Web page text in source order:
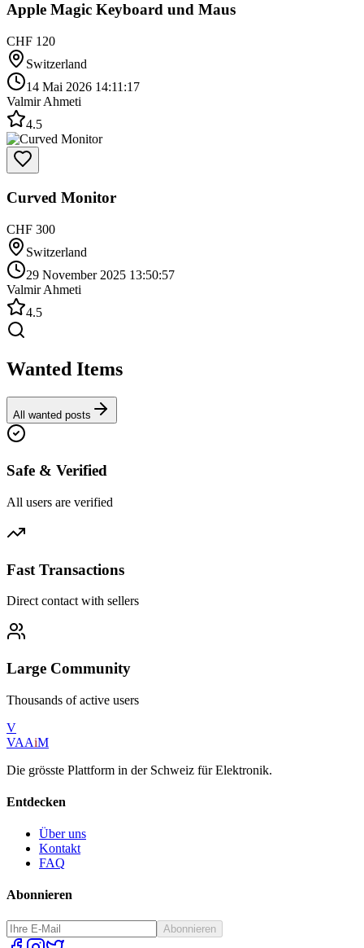
Apple Magic Keyboard und Maus
CHF 120
Switzerland
14 Mai 2026 14:11:17
Valmir Ahmeti
4.5
Curved Monitor
CHF 300
Switzerland
29 November 2025 13:50:57
Valmir Ahmeti
4.5
Wanted Items
All wanted posts
Safe & Verified
All users are verified
Fast Transactions
Direct contact with sellers
Large Community
Thousands of active users
V
VAAiM
Die grösste Plattform in der Schweiz für Elektronik.
Entdecken
Über uns
Kontakt
FAQ
Abonnieren
Abonnieren